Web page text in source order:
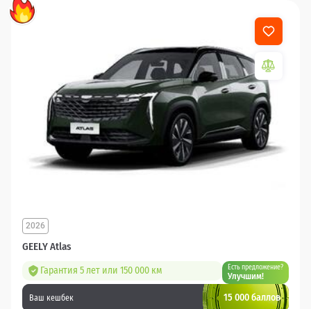
GEELY Atlas
2026
Гарантия 5 лет или 150 000 км Есть предложение?
Улучшим!
Ваш кешбек 15 000 баллов